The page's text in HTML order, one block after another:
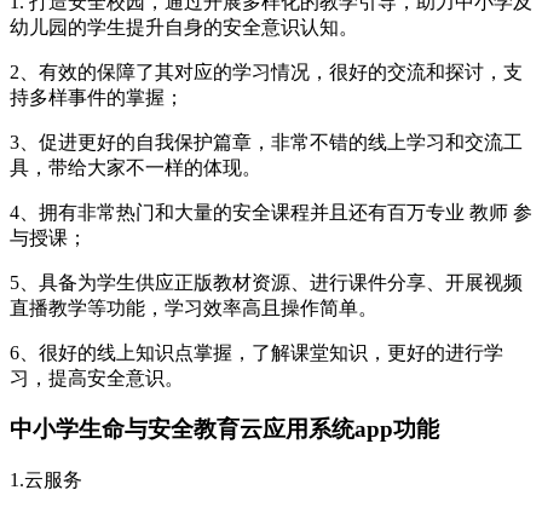
幼儿园的学生提升自身的安全意识认知。
2、有效的保障了其对应的学习情况，很好的交流和探讨，支
持多样事件的掌握；
3、促进更好的自我保护篇章，非常不错的线上学习和交流工
具，带给大家不一样的体现。
4、拥有非常热门和大量的安全课程并且还有百万专业 教师 参
与授课；
5、具备为学生供应正版教材资源、进行课件分享、开展视频
直播教学等功能，学习效率高且操作简单。
6、很好的线上知识点掌握，了解课堂知识，更好的进行学
习，提高安全意识。
中小学生命与安全教育云应用系统app功能
1.云服务